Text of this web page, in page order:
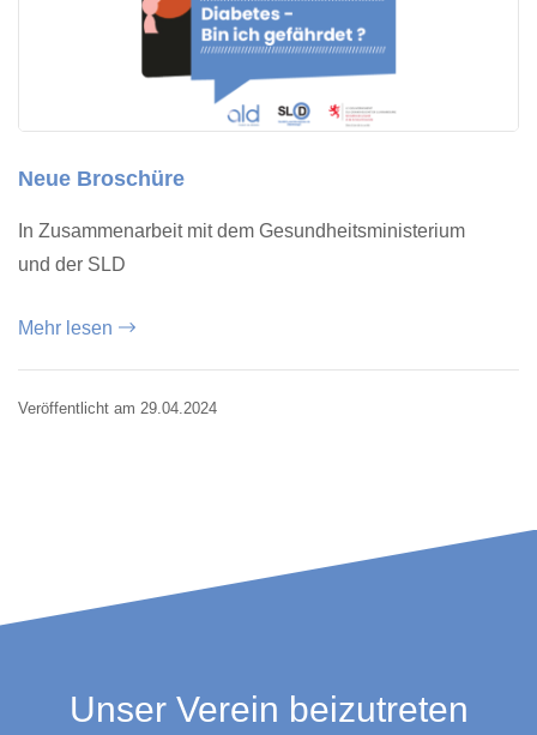
Neue Broschüre
In Zusammenarbeit mit dem Gesundheitsministerium
und der SLD
Mehr lesen
Veröffentlicht am 29.04.2024
Unser Verein beizutreten